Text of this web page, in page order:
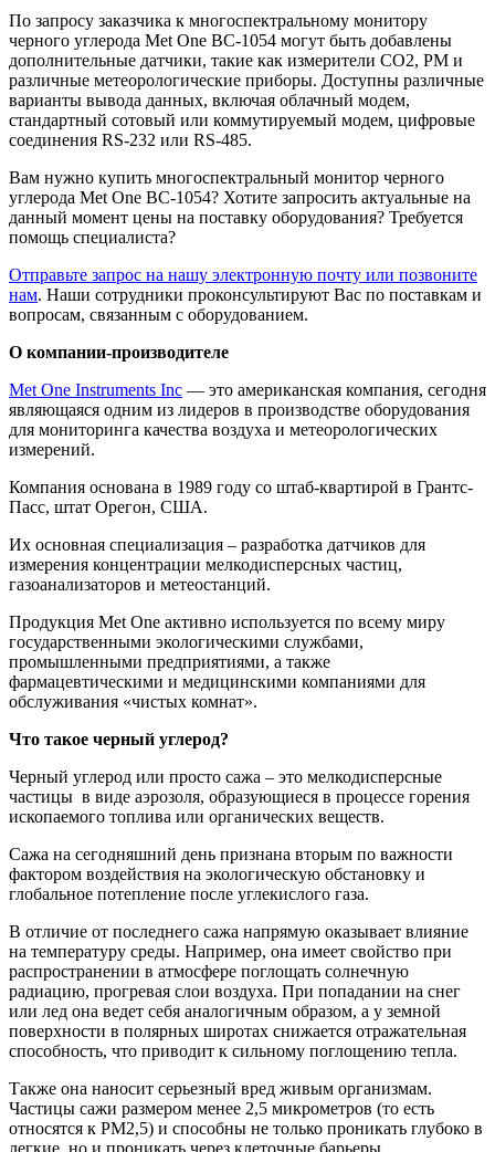
По запросу заказчика к многоспектральному монитору
черного углерода Met One BC-1054 могут быть добавлены
дополнительные датчики, такие как измерители CO2, PM и
различные метеорологические приборы. Доступны различные
варианты вывода данных, включая облачный модем,
стандартный сотовый или коммутируемый модем, цифровые
соединения RS-232 или RS-485.
Вам нужно купить многоспектральный монитор черного
углерода Met One BC-1054? Хотите запросить актуальные на
данный момент цены на поставку оборудования? Требуется
помощь специалиста?
Отправьте запрос на нашу электронную почту или позвоните
нам. Наши сотрудники проконсультируют Вас по поставкам и
вопросам, связанным с оборудованием.
О компании-производителе
Met One Instruments Inc — это американская компания, сегодня
являющаяся одним из лидеров в производстве оборудования
для мониторинга качества воздуха и метеорологических
измерений.
Компания основана в 1989 году со штаб-квартирой в Грантс-
Пасс, штат Орегон, США.
Их основная специализация – разработка датчиков для
измерения концентрации мелкодисперсных частиц,
газоанализаторов и метеостанций.
Продукция Met One активно используется по всему миру
государственными экологическими службами,
промышленными предприятиями, а также
фармацевтическими и медицинскими компаниями для
обслуживания «чистых комнат».
Что такое черный углерод?
Черный углерод или просто сажа – это мелкодисперсные
частицы в виде аэрозоля, образующиеся в процессе горения
ископаемого топлива или органических веществ.
Сажа на сегодняшний день признана вторым по важности
фактором воздействия на экологическую обстановку и
глобальное потепление после углекислого газа.
В отличие от последнего сажа напрямую оказывает влияние
на температуру среды. Например, она имеет свойство при
распространении в атмосфере поглощать солнечную
радиацию, прогревая слои воздуха. При попадании на снег
или лед она ведет себя аналогичным образом, а у земной
поверхности в полярных широтах снижается отражательная
способность, что приводит к сильному поглощению тепла.
Также она наносит серьезный вред живым организмам.
Частицы сажи размером менее 2,5 микрометров (то есть
относятся к PM2,5) и способны не только проникать глубоко в
легкие, но и проникать через клеточные барьеры